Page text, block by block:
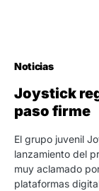
Noticias
Joystick
paso firme
El grupo juvenil
lanzamiento del
muy aclamado
plataformas